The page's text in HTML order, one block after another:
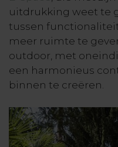
uitdrukking weet te
tussen
meer ruimte te
outdoor, met
een harmonieus
binnen te creëren.